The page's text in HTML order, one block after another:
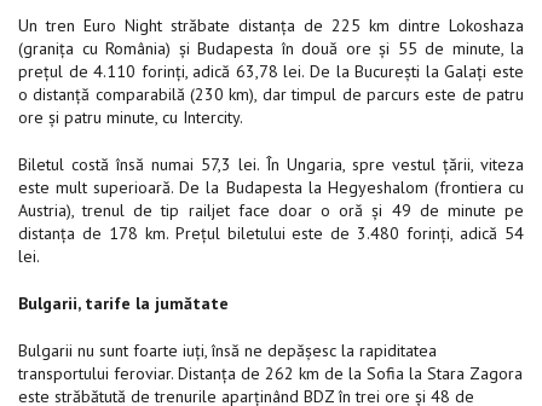
Un tren Euro Night străbate distanța de 225 km dintre Lokoshaza
(granița cu România) și Budapesta în două ore și 55 de minute, la
prețul de 4.110 forinți, adică 63,78 lei. De la București la Galați este
o distanță comparabilă (230 km), dar timpul de parcurs este de patru
ore și patru minute, cu Intercity.
Biletul costă însă numai 57,3 lei. În Ungaria, spre vestul țării, viteza
este mult superioară. De la Budapesta la Hegyeshalom (frontiera cu
Austria), trenul de tip railjet face doar o oră și 49 de minute pe
distanța de 178 km. Prețul biletului este de 3.480 forinți, adică 54
lei.
Bulgarii, tarife la jumătate
Bulgarii nu sunt foarte iuți, însă ne depășesc la rapiditatea
transportului feroviar. Distanța de 262 km de la Sofia la Stara Zagora
este străbătută de trenurile aparținând BDZ în trei ore și 48 de